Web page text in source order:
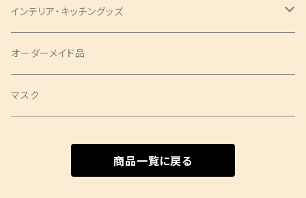
ピアス
ショートサイズ
ミドルサイズ
トップス
アロハシャツ
チュニック
ワンピース
タックワンピース
ベスト
レギュラーネクタイ
アロハシャツ
パンツ
コインケース
ポーチ
ラウンドポーチ
印鑑ケース
ピアス
シュシュ
ツイリー
インテリア・キッチングッズ
ランチョンマット
Mサイズ
テーブルセンター
オーダーメイド品
マスク
商品一覧に戻る